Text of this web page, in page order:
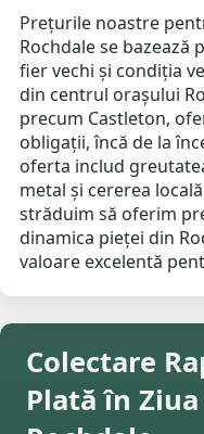
Prețurile noastre
Rochdale se bazează
fier vechi și condiția
din centrul orașului
precum Castleton,
obligații, încă de la
oferta includ
metal și cererea
străduim să oferim
dinamica pieței din
valoare excelentă
Colectare
Plată în